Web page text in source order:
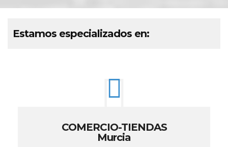
Estamos especializados en:
COMERCIO-TIENDAS
Murcia